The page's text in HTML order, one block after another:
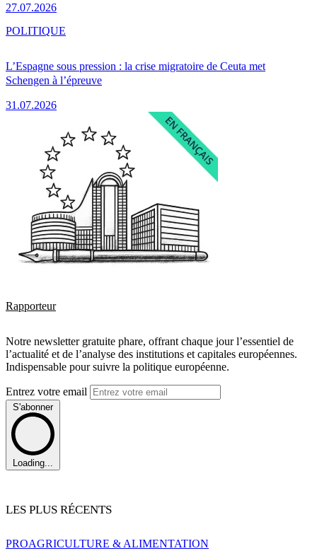
27.07.2026
L’Espagne sous pression : la crise migratoire de Ceuta met
Schengen à l’épreuve
31.07.2026
POLITIQUE
Rapporteur
Notre newsletter gratuite phare, offrant chaque jour l’essentiel de
l’actualité et de l’analyse des institutions et capitales européennes.
Indispensable pour suivre la politique européenne.
Entrez votre email
S'abonner
Loading...
LES PLUS RÉCENTS
PROAGRICULTURE & ALIMENTATION